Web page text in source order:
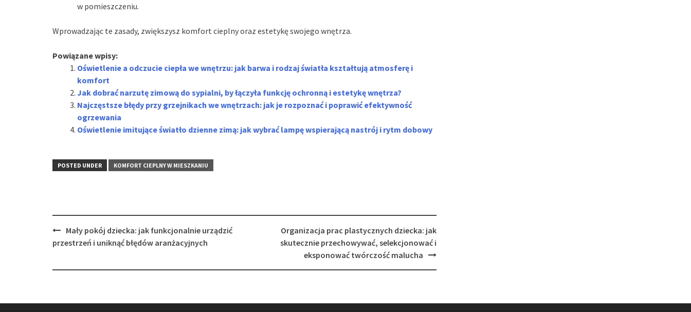
w pomieszczeniu.
Wprowadzając te zasady, zwiększysz komfort cieplny oraz estetykę swojego wnętrza.
Powiązane wpisy:
Oświetlenie a odczucie ciepła we wnętrzu: jak barwa i rodzaj światła kształtują atmosferę i
komfort
Jak dobrać narzutę zimową do sypialni, by łączyła funkcję ochronną i estetykę wnętrza?
Najczęstsze błędy przy grzejnikach we wnętrzach: jak je rozpoznać i poprawić efektywność
ogrzewania
Oświetlenie imitujące światło dzienne zimą: jak wybrać lampę wspierającą nastrój i rytm dobowy
POSTED UNDER KOMFORT CIEPLNY W MIESZKANIU
Post
navigation
Mały pokój dziecka: jak funkcjonalnie urządzić
przestrzeń i uniknąć błędów aranżacyjnych
Organizacja prac plastycznych dziecka: jak
skutecznie przechowywać, selekcjonować i
eksponować twórczość malucha